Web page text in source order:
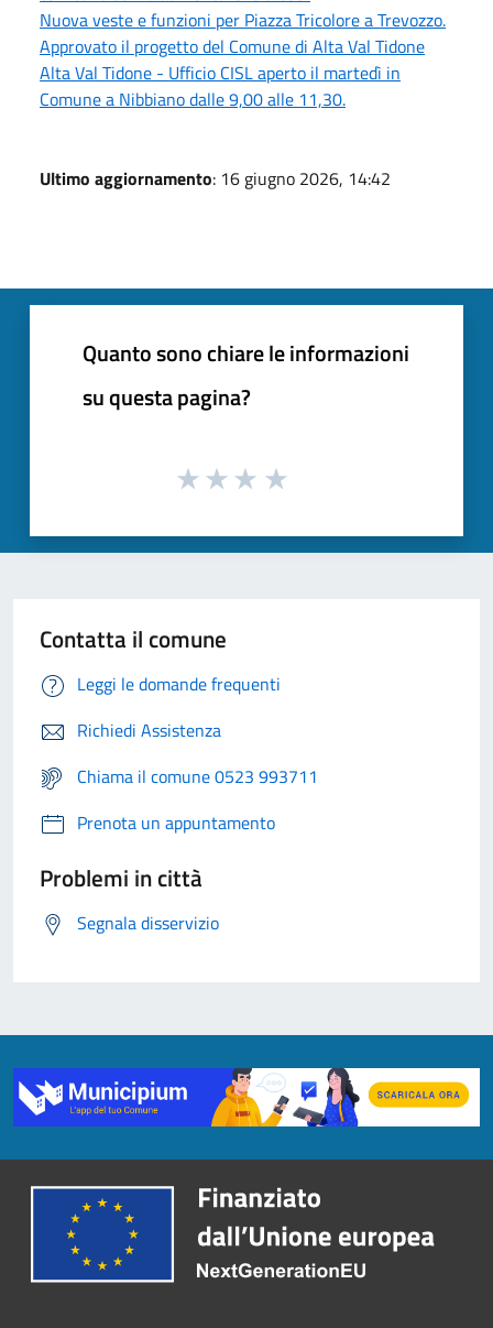
Nuova veste e funzioni per Piazza Tricolore a Trevozzo.
Approvato il progetto del Comune di Alta Val Tidone
Alta Val Tidone - Ufficio CISL aperto il martedì in
Comune a Nibbiano dalle 9,00 alle 11,30.
Ultimo aggiornamento: 16 giugno 2026, 14:42
Quanto sono chiare le informazioni
su questa pagina?
Contatta il comune
Leggi le domande frequenti
Richiedi Assistenza
Chiama il comune 0523 993711
Prenota un appuntamento
Problemi in città
Segnala disservizio